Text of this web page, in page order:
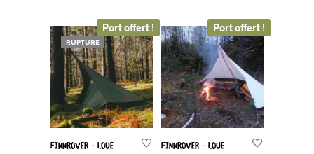
RUPTURE
Port offert !
FinnRover – Loue
Port offert !
FinnRover – Loue